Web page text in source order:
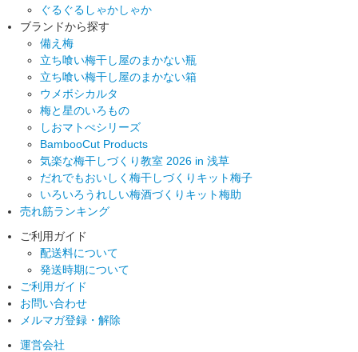
ぐるぐるしゃかしゃか
ブランドから探す
備え梅
立ち喰い梅干し屋のまかない瓶
立ち喰い梅干し屋のまかない箱
ウメボシカルタ
梅と星のいろもの
しおマトぺシリーズ
BambooCut Products
気楽な梅干しづくり教室 2026 in 浅草
だれでもおいしく梅干しづくりキット梅子
いろいろうれしい梅酒づくりキット梅助
売れ筋ランキング
ご利用ガイド
配送料について
発送時期について
ご利用ガイド
お問い合わせ
メルマガ登録・解除
運営会社